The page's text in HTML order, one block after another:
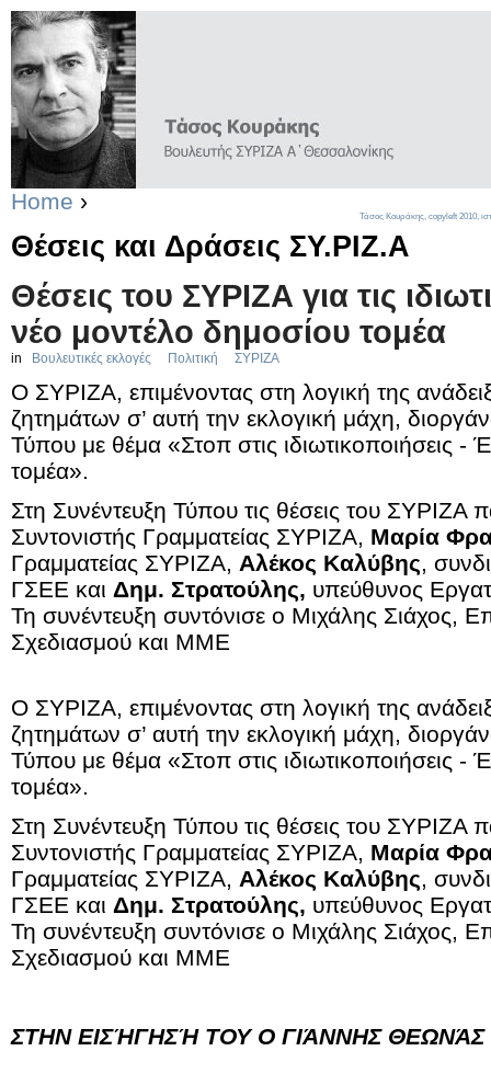
Home ›
Θέσεις και Δράσεις ΣΥ.ΡΙΖ.Α
Θέσεις του ΣΥΡΙΖΑ για τις
νέο μοντέλο δημοσίου τομέα
in Βουλευτικές εκλογές Πολιτική ΣΥΡΙΖΑ
Ο ΣΥΡΙΖΑ, επιμένοντας στη λογική της
ζητημάτων σ’ αυτή την εκλογική μάχη,
Τύπου με θέμα «Στοπ στις ιδιωτικοποιήσεις -
τομέα».
Στη Συνέντευξη Τύπου τις θέσεις του ΣΥΡΙΖΑ
Συντονιστής Γραμματείας ΣΥΡΙΖΑ, Μαρία
Γραμματείας ΣΥΡΙΖΑ, Αλέκος Καλύβης,
ΓΣΕΕ και Δημ. Στρατούλης, υπεύθυνος
Τη συνέντευξη συντόνισε ο Μιχάλης Σιάχος,
Σχεδιασμού και ΜΜΕ
Ο ΣΥΡΙΖΑ, επιμένοντας στη λογική της
ζητημάτων σ’ αυτή την εκλογική μάχη,
Τύπου με θέμα «Στοπ στις ιδιωτικοποιήσεις -
τομέα».
Στη Συνέντευξη Τύπου τις θέσεις του ΣΥΡΙΖΑ
Συντονιστής Γραμματείας ΣΥΡΙΖΑ, Μαρία
Γραμματείας ΣΥΡΙΖΑ, Αλέκος Καλύβης,
ΓΣΕΕ και Δημ. Στρατούλης, υπεύθυνος
Τη συνέντευξη συντόνισε ο Μιχάλης Σιάχος,
Σχεδιασμού και ΜΜΕ
ΣΤΗΝ ΕΙΣΉΓΗΣΉ ΤΟΥ Ο ΓΙΆΝΝΗΣ ΘΕΩΝΆΣ
Τάσος Κουράκης, copyleft 2010,